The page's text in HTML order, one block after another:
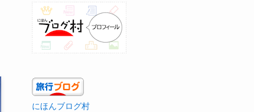
にほんブログ村